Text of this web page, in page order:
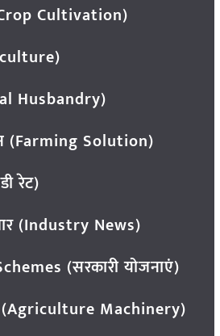
Cultivation)
Husbandry)
(Farming Solution)
रेट)
(Industry News)
(सरकारी योजनाएं)
(Agriculture Machinery)